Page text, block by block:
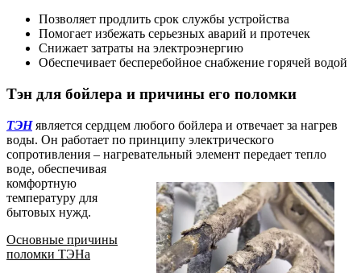
Позволяет продлить срок службы устройства
Помогает избежать серьезных аварий и протечек
Снижает затраты на электроэнергию
Обеспечивает бесперебойное снабжение горячей водой
Тэн для бойлера и причины его поломки
ТЭНявляется сердцем любого бойлера и отвечает за нагрев
воды. Он работает по принципу электрического
сопротивления – нагревательный элемент передает тепло
воде, обеспечивая
комфортную
температуру для
бытовых нужд.
Основные причины
поломки ТЭНа